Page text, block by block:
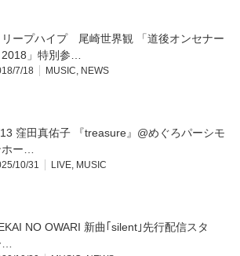
リープハイプ 尾崎世界観 「道後オンセナー
2018」特別参…
7/18 MUSIC NEWS
窪田真佑子 『treasure』@めぐろパーシモ
ホー…
10/31 LIVE MUSIC
NO OWARI 新曲｢silent｣先行配信スタ